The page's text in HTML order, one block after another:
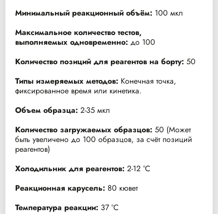
Минимальный реакционный объём: 100 мкл
Максимальное количество тестов,
выполняемых одновременно: до 100
Количество позиций для реагентов на борту: 50
Типы измеряемых методов: Конечная точка,
фиксированное время или кинетика.
Объем образца: 2-35 мкл
Количество загружаемых образцов: 50 (Может
быть увеличено до 100 образцов, за счёт позиций
реагентов)
Холодильник для реагентов: 2-12 °С
Реакционная карусель: 80 кювет
Температура реакции: 37 °С